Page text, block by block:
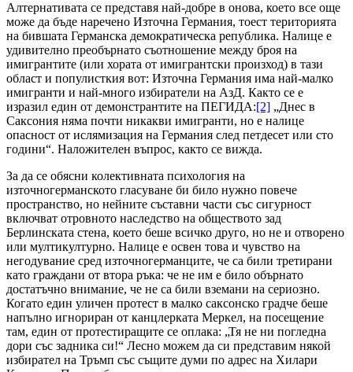
Алтернативата се представя най-добре в онова, което все още
може да бъде наречено Източна Германия, тоест територията
на бившата Германска демократическа република. Налице е
удивително преобърнато съотношение между броя на
имигрантите (или хората от имигрантски произход) в тази
област и популисткия вот: Източна Германия има най-малко
имигранти и най-много избиратели на АзД. Както се е
изразил един от демонстрантите на ПЕГИДА:[2] „Днес в
Саксония няма почти никакви имигранти, но е налице
опасност от ислямизация на Германия след петдесет или сто
години“. Наложителен въпрос, както се вижда.
За да се обясни колективната психология на
източногерманското гласуване би било нужно повече
пространство, но нейните съставни части със сигурност
включват отровното наследство на обществото зад
Берлинската стена, което беше всичко друго, но не и отворено
или мултикултурно. Налице е освен това и чувство на
негодувание сред източногерманците, че са били третирани
като граждани от втора ръка: че не им е било обърнато
достатъчно внимание, че не са били вземани на сериозно.
Когато един уличен протест в малко саксонско градче беше
напълно игнориран от канцлерката Меркел, на посещение
там, един от протестиращите се оплака: „Тя не ни погледна
дори със задника си!“ Лесно можем да си представим някой
избирател на Тръмп със същите думи по адрес на Хилари